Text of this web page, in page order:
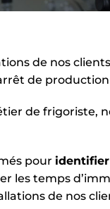
de nos
de
de frigoriste,
pour
les temps
de nos